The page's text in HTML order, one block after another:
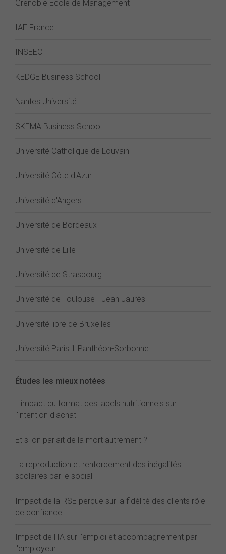
Grenoble École de Management
IAE France
INSEEC
KEDGE Business School
Nantes Université
SKEMA Business School
Université Catholique de Louvain
Université Côte d'Azur
Université d'Angers
Université de Bordeaux
Université de Lille
Université de Strasbourg
Université de Toulouse - Jean Jaurès
Université libre de Bruxelles
Université Paris 1 Panthéon-Sorbonne
Études les mieux notées
L'impact du format des labels nutritionnels sur
l'intention d'achat
Et si on parlait de la mort autrement ?
La reproduction et renforcement des inégalités
scolaires par le social
Impact de la RSE perçue sur la fidélité des clients rôle
de confiance
Impact de l'IA sur l'emploi et accompagnement par
l'employeur